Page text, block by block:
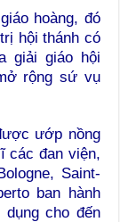
hoàng, đó
hội thánh có
giải giáo hội
rộng sứ vụ
ướp nồng
các đan viện,
Saint-
ban hành
cho đến